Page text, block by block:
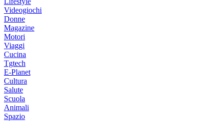
Videogiochi
Donne
Magazine
Motori
Viaggi
Cucina
Tgtech
E-Planet
Cultura
Salute
Scuola
Animali
Spazio